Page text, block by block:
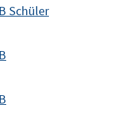
Schüler